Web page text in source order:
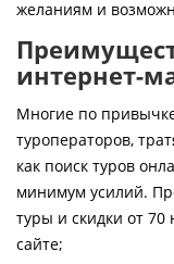
желаниям и
интернет-
Многие по
туроператоров,
как поиск туров
минимум усилий.
туры и скидки от
сайте;